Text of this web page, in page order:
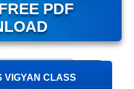
PDF
VIGYAN CLASS